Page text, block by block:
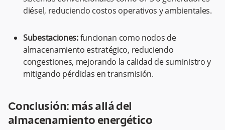
diésel, reduciendo costos operativos y ambientales.
Subestaciones:funcionan como nodos de
almacenamiento estratégico, reduciendo
congestiones, mejorando la calidad de suministro y
mitigando pérdidas en transmisión.
Conclusión: más allá del
almacenamiento energético